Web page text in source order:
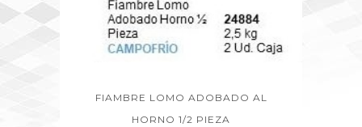
FIAMBRE LOMO ADOBADO AL
HORNO 1/2 PIEZA